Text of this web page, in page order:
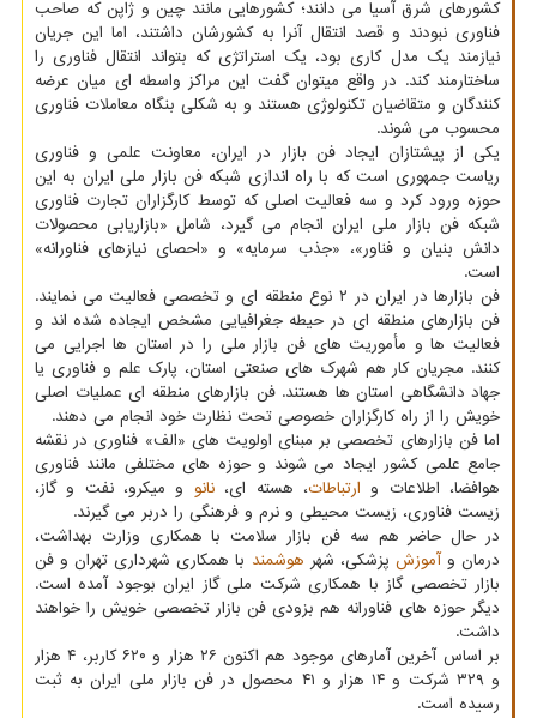
کشورهای شرق آسیا می دانند؛ کشورهایی مانند چین و ژاپن که صاحب
فناوری نبودند و قصد انتقال آنرا به کشورشان داشتند، اما این جریان
نیازمند یک مدل کاری بود، یک استراتژی که بتواند انتقال فناوری را
ساختارمند کند. در واقع میتوان گفت این مراکز واسطه ای میان عرضه
کنندگان و متقاضیان تکنولوژی هستند و به شکلی بنگاه معاملات فناوری
محسوب می شوند.
یکی از پیشتازان ایجاد فن بازار در ایران، معاونت علمی و فناوری
ریاست جمهوری است که با راه اندازی شبکه فن بازار ملی ایران به این
حوزه ورود کرد و سه فعالیت اصلی که توسط کارگزاران تجارت فناوری
شبکه فن بازار ملی ایران انجام می گیرد، شامل «بازاریابی محصولات
دانش بنیان و فناور»، «جذب سرمایه» و «احصای نیازهای فناورانه»
است.
فن بازارها در ایران در ۲ نوع منطقه ای و تخصصی فعالیت می نمایند.
فن بازارهای منطقه ای در حیطه جغرافیایی مشخص ایجاده شده اند و
فعالیت ها و مأموریت های فن بازار ملی را در استان ها اجرایی می
کنند. مجریان کار هم شهرک های صنعتی استان، پارک علم و فناوری یا
جهاد دانشگاهی استان ها هستند. فن بازارهای منطقه ای عملیات اصلی
خویش را از راه کارگزاران خصوصی تحت نظارت خود انجام می دهند.
اما فن بازارهای تخصصی بر مبنای اولویت های «الف» فناوری در نقشه
جامع علمی کشور ایجاد می شوند و حوزه های مختلفی مانند فناوری
هوافضا، اطلاعات و ارتباطات، هسته ای،نانو و میکرو، نفت و گاز،
زیست فناوری، زیست محیطی و نرم و فرهنگی را دربر می گیرند.
در حال حاضر هم سه فن بازار سلامت با همکاری وزارت بهداشت،
درمان وآموزش پزشکی، شهر هوشمند با همکاری شهرداری تهران و فن
بازار تخصصی گاز با همکاری شرکت ملی گاز ایران بوجود آمده است.
دیگر حوزه های فناورانه هم بزودی فن بازار تخصصی خویش را خواهند
داشت.
بر اساس آخرین آمارهای موجود هم اکنون ۲۶ هزار و ۶۲۰ کاربر، ۴ هزار
و ۳۲۹ شرکت و ۱۴ هزار و ۴۱ محصول در فن بازار ملی ایران به ثبت
رسیده است.